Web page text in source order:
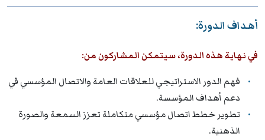
أهداف الدورة:
في نهاية هذه الدورة، سيتمكن المشاركون من:
فهم الدور الاستراتيجي للعلاقات العامة والاتصال المؤسسي في
دعم أهداف المؤسسة.
تطوير خطط اتصال مؤسسي متكاملة تعزز السمعة والصورة
الذهنية.